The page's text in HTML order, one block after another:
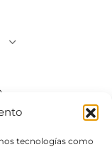
tecnologías como